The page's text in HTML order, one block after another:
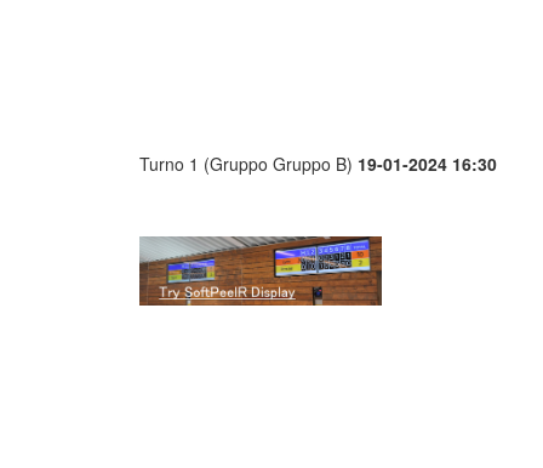
Turno 1 (Gruppo Gruppo B) 19-01-2024 16:30